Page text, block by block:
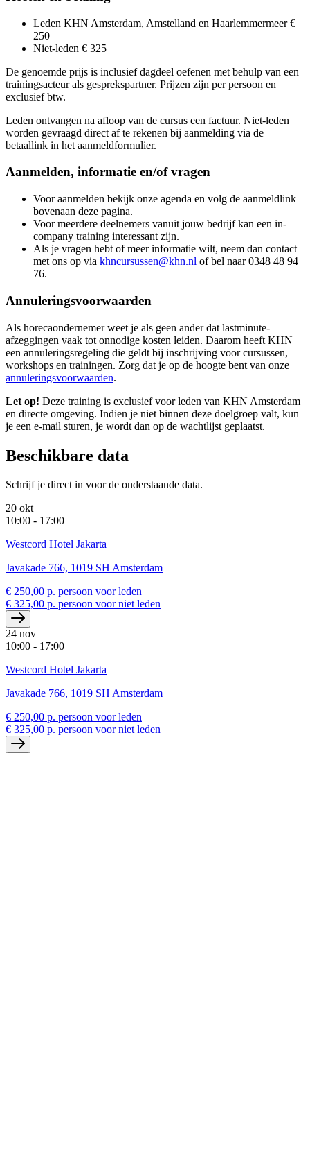
Leden KHN Amsterdam, Amstelland en Haarlemmermeer €
250
Niet-leden € 325
De genoemde prijs is inclusief dagdeel oefenen met behulp van een
trainingsacteur als gesprekspartner. Prijzen zijn per persoon en
exclusief btw.
Leden ontvangen na afloop van de cursus een factuur. Niet-leden
worden gevraagd direct af te rekenen bij aanmelding via de
betaallink in het aanmeldformulier.
Aanmelden, informatie en/of vragen
Voor aanmelden bekijk onze agenda en volg de aanmeldlink
bovenaan deze pagina.
Voor meerdere deelnemers vanuit jouw bedrijf kan een in-
company training interessant zijn.
Als je vragen hebt of meer informatie wilt, neem dan contact
met ons op via khncursussen@khn.nl of bel naar 0348 48 94
76.
Annuleringsvoorwaarden
Als horecaondernemer weet je als geen ander dat lastminute-
afzeggingen vaak tot onnodige kosten leiden. Daarom heeft KHN
een annuleringsregeling die geldt bij inschrijving voor cursussen,
workshops en trainingen. Zorg dat je op de hoogte bent van onze
annuleringsvoorwaarden.
Let op! Deze training is exclusief voor leden van KHN Amsterdam
en directe omgeving. Indien je niet binnen deze doelgroep valt, kun
je een e-mail sturen, je wordt dan op de wachtlijst geplaatst.
Beschikbare data
Schrijf je direct in voor de onderstaande data.
20 okt
10:00 - 17:00
Westcord Hotel Jakarta
Javakade 766, 1019 SH Amsterdam
€ 250,00 p. persoon voor leden
€ 325,00 p. persoon voor niet leden
24 nov
10:00 - 17:00
Westcord Hotel Jakarta
Javakade 766, 1019 SH Amsterdam
€ 250,00 p. persoon voor leden
€ 325,00 p. persoon voor niet leden